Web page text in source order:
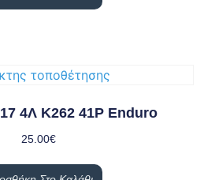
4Λ Κ262 41Ρ Enduro
25.00€